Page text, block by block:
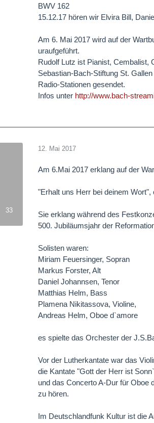
BWV 162
15.12.17 hören wir Elvira Bill,
Am 6. Mai 2017 wird auf der
uraufgeführt.
Rudolf Lutz ist Pianist, Cembalist,
Sebastian-Bach-Stiftung St.
Radio-Stationen gesendet.
Infos unter http://www.bach-
33
12. Mai 2017
Am 6.Mai 2017 erklang auf der
"Erhalt uns Herr bei deinem
Sie erklang während des
500. Jubiläumsjahr der
Solisten waren:
Miriam Feuersinger, Sopran
Markus Forster, Alt
Daniel Johannsen, Tenor
Matthias Helm, Bass
Plamena Nikitassova, Violine,
Andreas Helm, Oboe d`amore
es spielte das Orchester der
Vor der Lutherkantate war das
die Kantate "Gott der Herr ist
und das Concerto A-Dur für Oboe
zu hören.
Im Deutschlandfunk Kultur ist die